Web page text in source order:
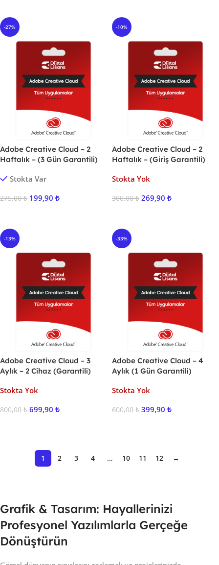
-27%
Adobe Creative Cloud – 2
Haftalık – (3 Gün Garantili)
Stokta Var
275,00₺ 199,90 ₺
-10%
Adobe Creative Cloud – 2
Haftalık – (Giriş Garantili)
Stokta Yok
300,00₺ 269,90 ₺
-13%
Adobe Creative Cloud – 3
Aylık – 2 Cihaz (Garantili)
Stokta Yok
800,00₺ 699,90 ₺
-33%
Adobe Creative Cloud – 4
Aylık (1 Gün Garantili)
Stokta Yok
600,00₺ 399,90 ₺
1 2 3 4 … 10 11 12 →
Grafik & Tasarım: Hayallerinizi
Profesyonel Yazılımlarla Gerçeğe
Dönüştürün